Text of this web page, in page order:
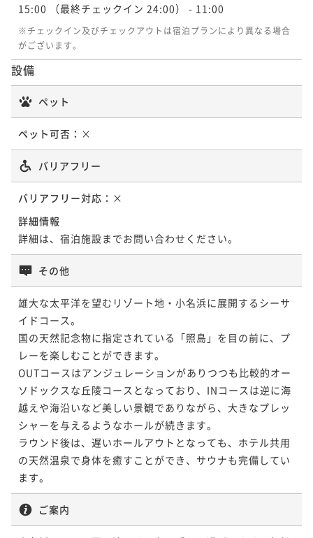
15:00 （最終チェックイン 24:00） - 11:00
※チェックイン及びチェックアウトは宿泊プランにより異なる場合
がございます。
設備
ペット
ペット可否： ×
バリアフリー
バリアフリー対応： ×
詳細情報
詳細は、宿泊施設までお問い合わせください。
その他
雄大な太平洋を望むリゾート地・小名浜に展開するシーサ
イドコース。
国の天然記念物に指定されている「照島」を目の前に、プ
レーを楽しむことができます。
OUTコースはアンジュレーションがありつつも比較的オー
ソドックスな丘陵コースとなっており、INコースは逆に海
越えや海沿いなど美しい景観でありながら、大きなプレッ
シャーを与えるようなホールが続きます。
ラウンド後は、遅いホールアウトとなっても、ホテル共用
の天然温泉で身体を癒すことができ、サウナも完備してい
ます。
ご案内